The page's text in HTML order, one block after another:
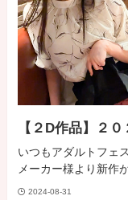
【２D作品】２
いつもアダルトフェ
メーカー様より新作
2024-08-31